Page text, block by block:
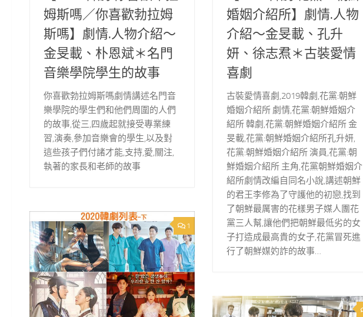
姆斯嗎／你喜歡勃拉姆
斯嗎】劇情.人物介紹～
金旻載、朴恩斌＊名門
音樂學院學生的故事
你喜歡勃拉姆斯嗎劇情講述名門音
樂學院的學生們和他們周圍的人們
的故事,從三,四歲起就接受專業練
習,演奏,參加音樂會的學生,以及對
這些孩子們付諸才能,支持,愛,關注,
執著的家長和老師的故事
婚姻介紹所】劇情.人物
介紹～金旻載、孔升
妍、徐志焄＊古裝愛情
喜劇
古裝愛情喜劇,2019韓劇,花黨:朝鮮
婚姻介紹所 劇情,花黨:朝鮮婚姻介
紹所 韓劇,花黨:朝鮮婚姻介紹所 金
旻載,花黨:朝鮮婚姻介紹所孔升妍,
花黨:朝鮮婚姻介紹所 演員,花黨:朝
鮮婚姻介紹所 主角,花黨朝鮮婚姻介
紹所劇情改編自同名小說,講述朝鮮
的君王李修為了守護他的初戀,找到
了朝鮮最厲害的花樣男子媒人團花
黨三人幫,讓他們把朝鮮最低劣的女
子打造成最高貴的女子,花黨冒死進
行了朝鮮媒妁詐的故事…
1